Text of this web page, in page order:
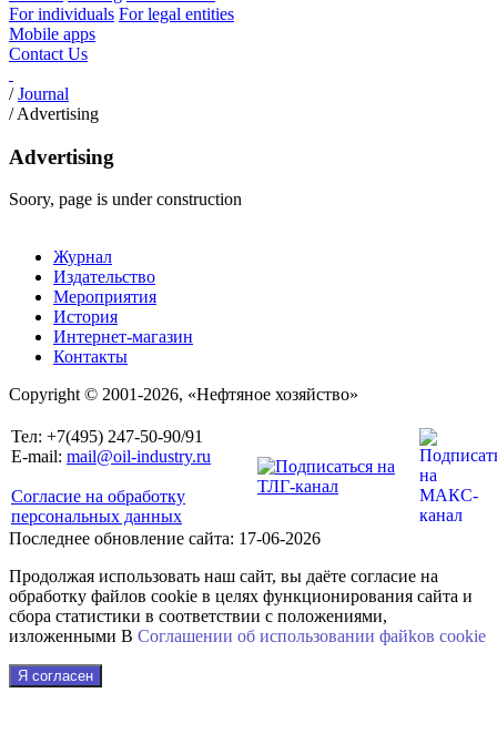
For individuals For legal entities
Mobile apps
Contact Us
/Journal
/Advertising
Advertising
Soory, page is under construction
Журнал
Издательство
Мероприятия
История
Интернет-магазин
Контакты
Copyright © 2001-2026, «Нефтяное хозяйство»
Тел: +7(495) 247-50-90/91
E-mail: mail@oil-industry.ru
Согласие на обработку
персональных данных
Последнее обновление сайта: 17-06-2026
Продолжая использовать наш сайт, вы даёте согласие на
обработку файлов cookie в целях функционирования сайта и
сбора статистики в соответствии с положениями,
изложенными В Соглашении об использовании файkов cookie
Я согласен